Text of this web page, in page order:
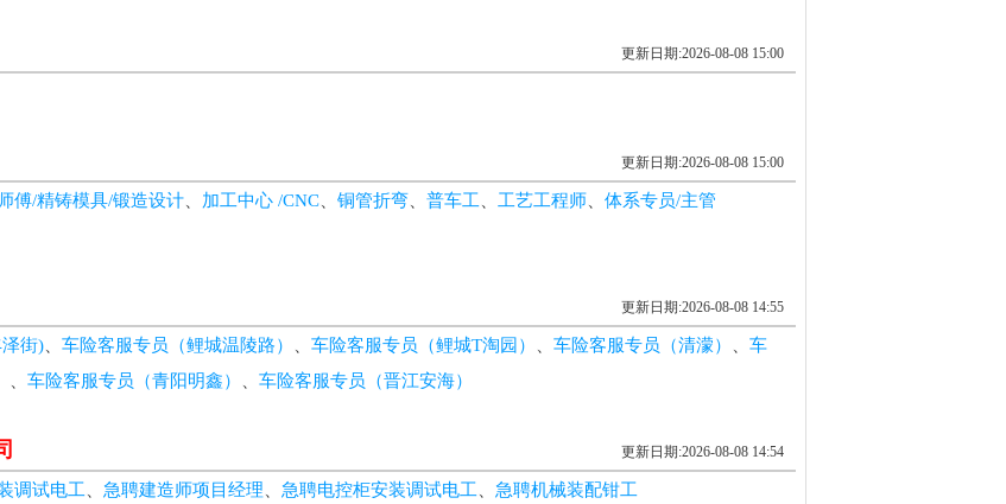
更新日期:2026-08-08 15:00
更新日期:2026-08-08 15:00
傅/精铸模具/锻造设计、 加工中心 /CNC、 铜管折弯、 普车工 工艺工程师、 体系专员/主管
更新日期:2026-08-08 14:55
街)、 车险客服专员（鲤城温陵路） 车险客服专员（鲤城T淘园） 车险客服专员（清濛）
车
车险客服专员（青阳明鑫） 车险客服专员（晋江安海）
更新日期:2026-08-08 14:54
调试电工 急聘建造师项目经理 急聘电控柜安装调试电工 急聘机械装配钳工